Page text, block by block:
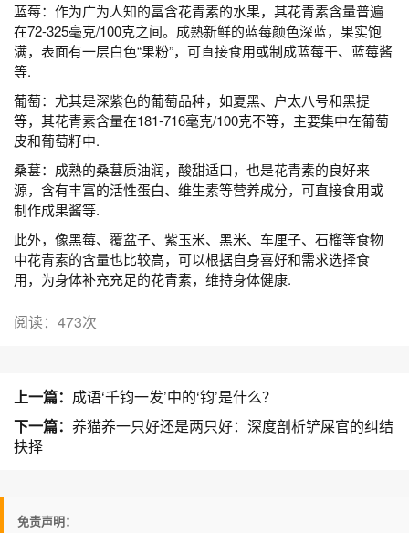
蓝莓：作为广为人知的富含花青素的水果，其花青素含量普遍
在72-325毫克/100克之间。成熟新鲜的蓝莓颜色深蓝，果实饱
满，表面有一层白色“果粉”，可直接食用或制成蓝莓干、蓝莓酱
等.
葡萄：尤其是深紫色的葡萄品种，如夏黑、户太八号和黑提
等，其花青素含量在181-716毫克/100克不等，主要集中在葡萄
皮和葡萄籽中.
桑葚：成熟的桑葚质油润，酸甜适口，也是花青素的良好来
源，含有丰富的活性蛋白、维生素等营养成分，可直接食用或
制作成果酱等.
此外，像黑莓、覆盆子、紫玉米、黑米、车厘子、石榴等食物
中花青素的含量也比较高，可以根据自身喜好和需求选择食
用，为身体补充充足的花青素，维持身体健康.
阅读：473次
上一篇： 成语‘千钧一发’中的‘钧’是什么？
下一篇： 养猫养一只好还是两只好：深度剖析铲屎官的纠结
抉择
免责声明：